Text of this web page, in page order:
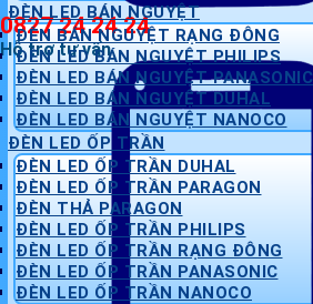
0827 24 24 24
Hỗ trợ tư vấn
ĐÈN LED BÁN NGUYỆT
ĐÈN BÁN NGUYỆT RẠNG ĐÔNG
ĐÈN LED BÁN NGUYỆT PHILIPS
ĐÈN LED BÁN NGUYỆT PANASONIC
ĐÈN LED BÁN NGUYỆT DUHAL
ĐÈN LED BÁN NGUYỆT NANOCO
ĐÈN LED ỐP TRẦN
ĐÈN LED ỐP TRẦN DUHAL
ĐÈN LED ỐP TRẦN PARAGON
ĐÈN THẢ PARAGON
ĐÈN LED ỐP TRẦN PHILIPS
ĐÈN LED ỐP TRẦN RẠNG ĐÔNG
ĐÈN LED ỐP TRẦN PANASONIC
ĐÈN LED ỐP TRẦN NANOCO